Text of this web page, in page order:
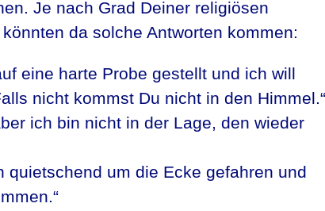
Je nach Grad Deiner religiösen
da solche Antworten kommen:
eine harte Probe gestellt und ich will
nicht kommst Du nicht in den Himmel.“
ich bin nicht in der Lage, den wieder
quietschend um die Ecke gefahren und